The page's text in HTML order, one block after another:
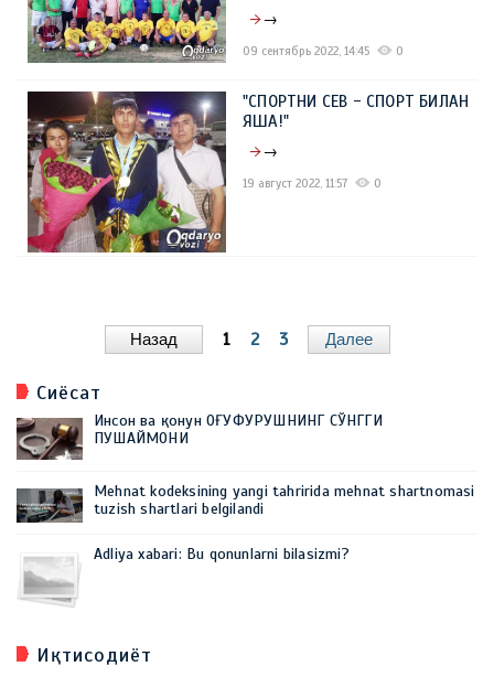
→
09 сентябрь 2022, 14:45 0
"СПОРТНИ СЕВ - СПОРТ БИЛАН
ЯША!"
→
19 август 2022, 11:57 0
Назад 1 2 3 Далее
Сиёсат
Инсон ва қонун ОҒУФУРУШНИНГ СЎНГГИ
ПУШАЙМОНИ
Mehnat kodeksining yangi tahririda mehnat shartnomasi
tuzish shartlari belgilandi
Adliya xabari: Bu qonunlarni bilasizmi?
Иқтисодиёт